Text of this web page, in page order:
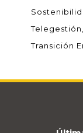
Telegestión
Transición